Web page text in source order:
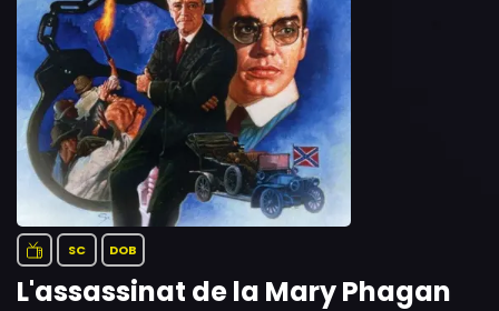
SC DOB
L'assassinat de la Mary Phagan